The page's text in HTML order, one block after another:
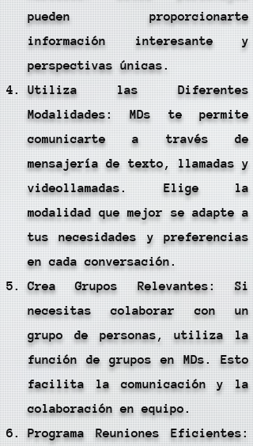
pueden proporcionarte
información interesante y
perspectivas únicas.
Utiliza las Diferentes
Modalidades: MDs te permite
comunicarte a través de
mensajería de texto, llamadas y
videollamadas. Elige la
modalidad que mejor se adapte a
tus necesidades y preferencias
en cada conversación.
Crea Grupos Relevantes: Si
necesitas colaborar con un
grupo de personas, utiliza la
función de grupos en MDs. Esto
facilita la comunicación y la
colaboración en equipo.
Programa Reuniones Eficientes: